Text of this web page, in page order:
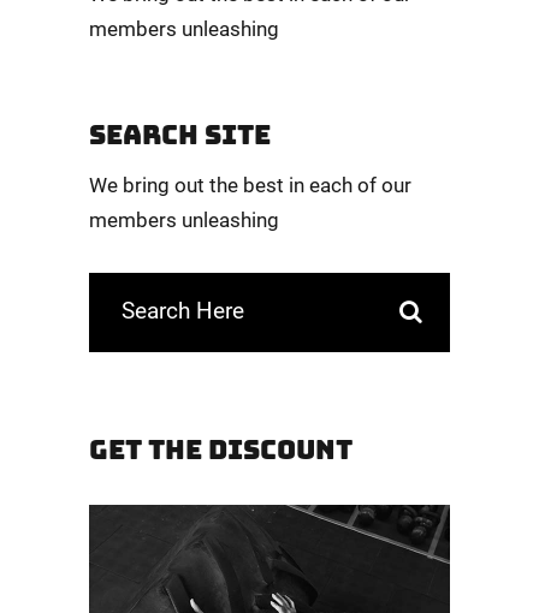
members unleashing
SEARCH SITE
We bring out the best in each of our
members unleashing
GET THE DISCOUNT